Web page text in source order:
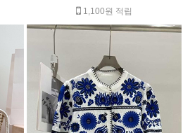
1,100원 적립